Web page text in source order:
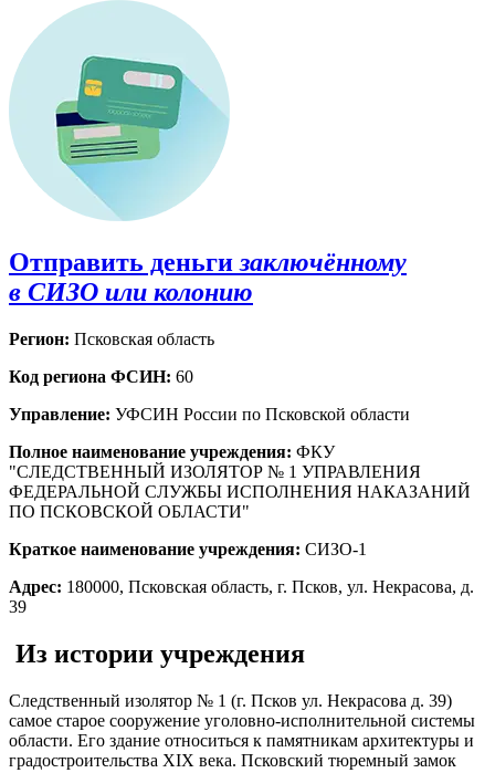
Отправить деньги заключённому
в СИЗО или колонию
Регион: Псковская область
Код региона ФСИН: 60
Управление: УФСИН России по Псковской области
Полное наименование учреждения: ФКУ
"СЛЕДСТВЕННЫЙ ИЗОЛЯТОР № 1 УПРАВЛЕНИЯ
ФЕДЕРАЛЬНОЙ СЛУЖБЫ ИСПОЛНЕНИЯ НАКАЗАНИЙ
ПО ПСКОВСКОЙ ОБЛАСТИ"
Краткое наименование учреждения: СИЗО-1
Адрес: 180000, Псковская область, г. Псков, ул. Некрасова, д.
39
Из истории учреждения
Следственный изолятор № 1 (г. Псков ул. Некрасова д. 39)
самое старое сооружение уголовно-исполнительной системы
области. Его здание относиться к памятникам архитектуры и
градостроительства XIX века. Псковский тюремный замок